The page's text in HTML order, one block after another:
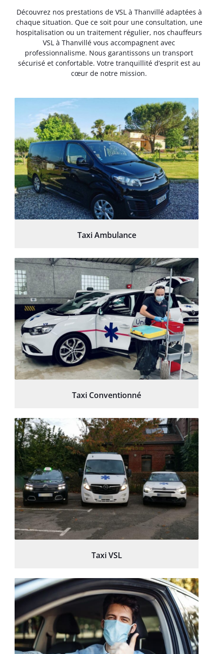
Découvrez nos prestations de VSL à Thanvillé adaptées à
chaque situation. Que ce soit pour une consultation, une
hospitalisation ou un traitement régulier, nos chauffeurs
VSL à Thanvillé vous accompagnent avec
professionnalisme. Nous garantissons un transport
sécurisé et confortable. Votre tranquillité d’esprit est au
cœur de notre mission.
Taxi Ambulance
Taxi Conventionné
Taxi VSL